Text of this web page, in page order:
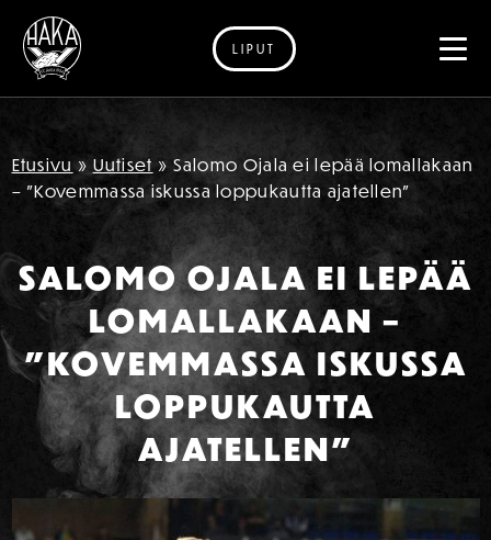
Siirry sisältöön
LIPUT
Etusivu » Uutiset » Salomo Ojala ei lepää lomallakaan
– ”Kovemmassa iskussa loppukautta ajatellen”
SALOMO OJALA EI LEPÄÄ
LOMALLAKAAN –
”KOVEMMASSA ISKUSSA
LOPPUKAUTTA
AJATELLEN”